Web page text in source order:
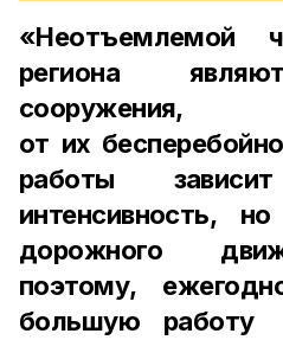
«Неотъемлемой
региона
от их
работы
интенсивность,
дорожного
поэтому,
большую работу